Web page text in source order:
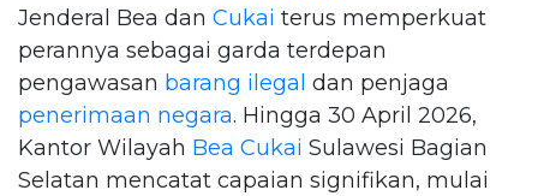
Jenderal Bea dan Cukai terus memperkuat
perannya sebagai garda terdepan
pengawasan barang ilegal dan penjaga
penerimaan negara. Hingga 30 April 2026,
Kantor Wilayah Bea Cukai Sulawesi Bagian
Selatan mencatat capaian signifikan, mulai